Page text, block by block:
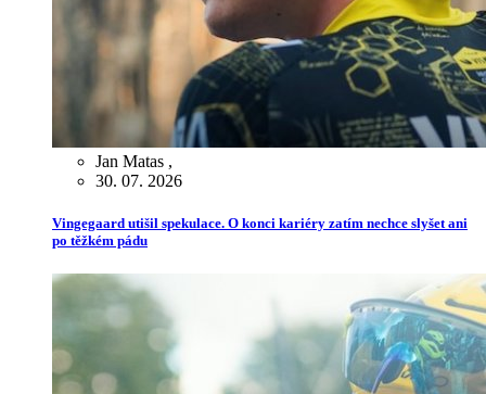
Jan Matas ,
30. 07. 2026
Vingegaard utišil spekulace. O konci kariéry zatím nechce slyšet ani
po těžkém pádu